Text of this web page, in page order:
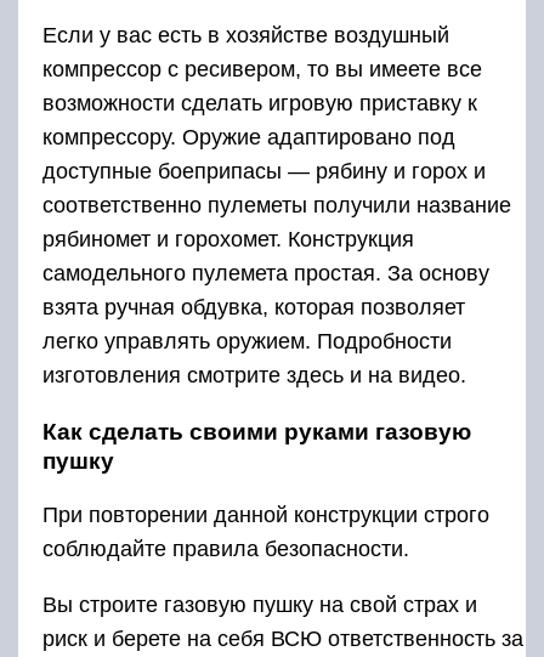
Если у вас есть в хозяйстве воздушный
компрессор с ресивером, то вы имеете все
возможности сделать игровую приставку к
компрессору. Оружие адаптировано под
доступные боеприпасы — рябину и горох и
соответственно пулеметы получили название
рябиномет и горохомет. Конструкция
самодельного пулемета простая. За основу
взята ручная обдувка, которая позволяет
легко управлять оружием. Подробности
изготовления смотрите здесь и на видео.
Как сделать своими руками газовую
пушку
При повторении данной конструкции строго
соблюдайте правила безопасности.
Вы строите газовую пушку на свой страх и
риск и берете на себя ВСЮ ответственность за